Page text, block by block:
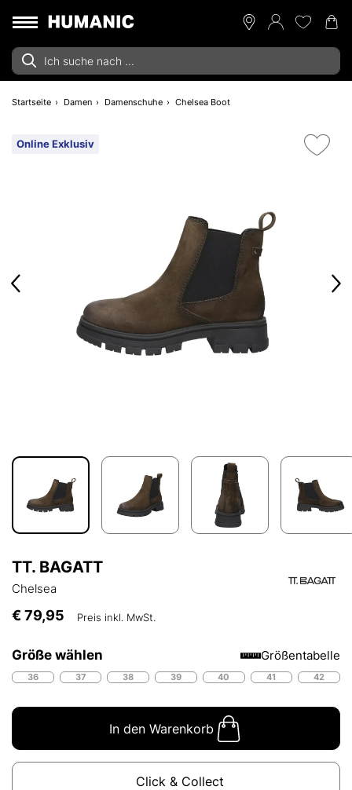
Startseite Damen Damenschuhe Chelsea Boot
Online Exklusiv
TT. BAGATT
Chelsea
€ 79,95 Preis inkl. MwSt.
Größe wählen Größentabelle
36 37 38 39 40 41 42
In den Warenkorb
Click & Collect